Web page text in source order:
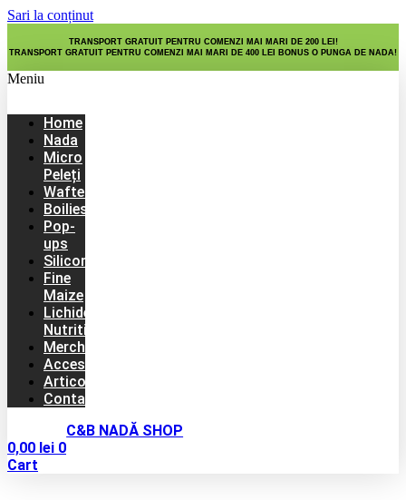
Sari la conținut
TRANSPORT GRATUIT PENTRU COMENZI MAI MARI DE 200 LEI!
TRANSPORT GRATUIT PENTRU COMENZI MAI MARI DE 400 LEI BONUS O PUNGA DE NADA!
Meniu
Home
Nada
Micro
Peleți
Wafters
Boilies
Pop-
ups
Silicon
Fine
Maize
Lichide
Nutritive
Merch
Accesorii
Articole
Contact
C&B NADĂ SHOP
0,00 lei 0
Cart